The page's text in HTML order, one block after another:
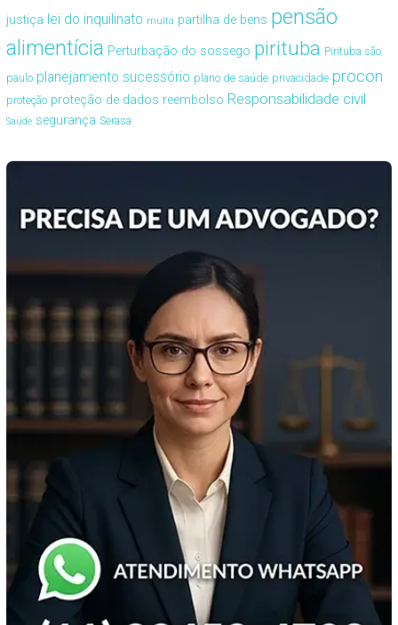
justiça lei do inquilinato multa partilha de bens pensão
alimentícia Perturbação do sossego pirituba Pirituba são
paulo planejamento sucessório plano de saúde privacidade procon
proteção proteção de dados reembolso Responsabilidade civil
Saúde segurança Serasa